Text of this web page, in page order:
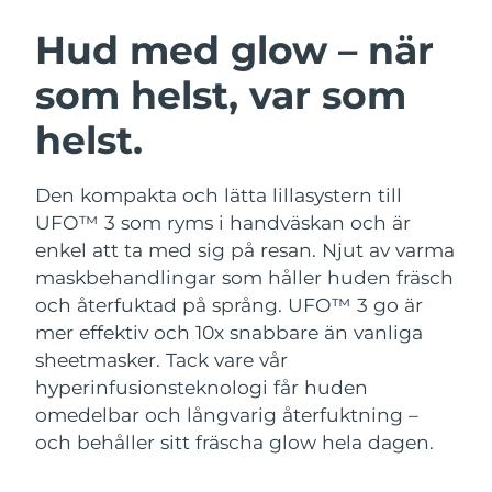
Hud med glow – när
som helst, var som
helst.
Den kompakta och lätta lillasystern till
UFO™ 3 som ryms i handväskan och är
enkel att ta med sig på resan. Njut av varma
maskbehandlingar som håller huden fräsch
och återfuktad på språng. UFO™ 3 go är
mer effektiv och 10x snabbare än vanliga
sheetmasker. Tack vare vår
hyperinfusionsteknologi får huden
omedelbar och långvarig återfuktning –
och behåller sitt fräscha glow hela dagen.
Ansiktsrengöring
Anti-aging massage
LUNA™ 4 Plus
Massage, LED heating
LUNA™ 4 Men
For men, anti-aging massage
Microcurrent toning
BEAR™ 2 go
Microcurrent toning on-the-go
BEAR™ 2 eyes & lips
Microcurrent line smoothing device
Återfuktning
UFO™ 3-paket
Deep facial hydration
UFO™ 3 LED
Near-infrared and red light therapy
device
Munvård
issa™ 4
Hybrid silicone sonic toothbrush
issa™ 4 plus
Smart hybrid silicone sonic toothbrush
FAQ™ ANTI-AGING-BEHANDLING
Anti-aging LED-behandlingar
NEW
Österrike Förväntad leverans8/8/26
Bahrain Förväntad leverans
Belgien
Bermuda Förväntad leverans
Bosnien och
Hercegovina
Förväntad leverans8/11/26
Brunei Förväntad leverans 8/13/26
Bulgarien Förväntad leverans
Kanada Förväntad leverans 8/12/26